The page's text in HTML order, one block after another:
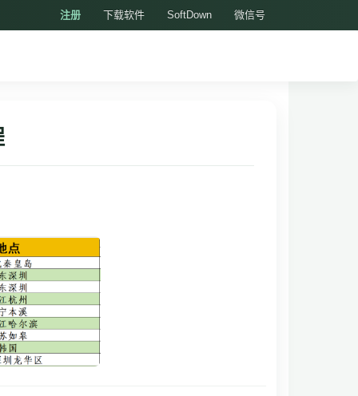
注册 下载软件 SoftDown 微信号